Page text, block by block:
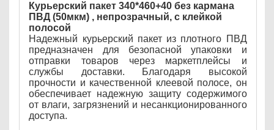
Курьерский пакет 340*460+40 без кармана
ПВД (50мкм) , непрозрачный, с клейкой
полосой
Надежный курьерский пакет из плотного ПВД
предназначен для безопасной упаковки и
отправки товаров через маркетплейсы и
службы доставки. Благодаря высокой
прочности и качественной клеевой полосе, он
обеспечивает надежную защиту содержимого
от влаги, загрязнений и несанкционированного
доступа.